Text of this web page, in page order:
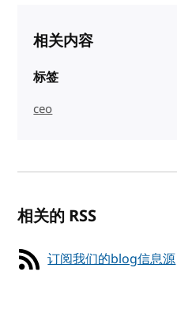
相关内容
标签
ceo
相关的 RSS
订阅我们的blog信息源